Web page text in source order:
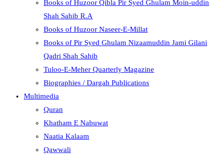
Books of Huzoor Qibla Pir Syed Ghulam Moin-uddin
Shah Sahib R.A
Books of Huzoor Naseer-E-Millat
Books of Pir Syed Ghulam Nizaamuddin Jami Gilani
Qadri Shah Sahib
Tuloo-E-Meher Quarterly Magazine
Biographies / Dargah Publications
Multimedia
Quran
Khatham E Nabuwat
Naatia Kalaam
Qawwali